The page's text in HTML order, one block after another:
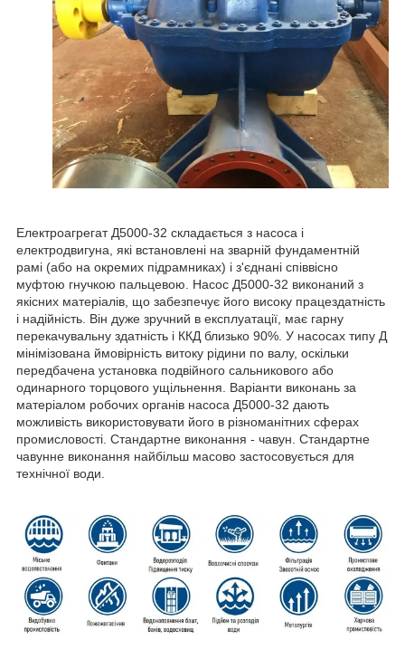
Електроагрегат Д5000-32 складається з насоса і
електродвигуна, які встановлені на зварній фундаментній
рамі (або на окремих підрамниках) і з'єднані співвісно
муфтою гнучкою пальцевою. Насос Д5000-32 виконаний з
якісних матеріалів, що забезпечує його високу працездатність
і надійність. Він дуже зручний в експлуатації, має гарну
перекачувальну здатність і ККД близько 90%. У насосах типу Д
мінімізована ймовірність витоку рідини по валу, оскільки
передбачена установка подвійного сальникового або
одинарного торцового ущільнення. Варіанти виконань за
матеріалом робочих органів насоса Д5000-32 дають
можливість використовувати його в різноманітних сферах
промисловості. Стандартне виконання - чавун. Стандартне
чавунне виконання найбільш масово застосовується для
технічної води.